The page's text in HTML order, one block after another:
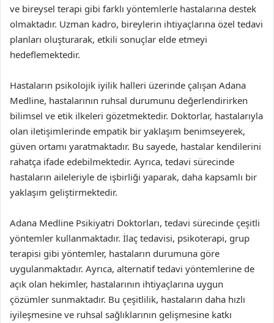
ve bireysel terapi gibi farklı yöntemlerle hastalarına destek
olmaktadır. Uzman kadro, bireylerin ihtiyaçlarına özel tedavi
planları oluşturarak, etkili sonuçlar elde etmeyi
hedeflemektedir.
Hastaların psikolojik iyilik halleri üzerinde çalışan Adana
Medline, hastalarının ruhsal durumunu değerlendirirken
bilimsel ve etik ilkeleri gözetmektedir. Doktorlar, hastalarıyla
olan iletişimlerinde empatik bir yaklaşım benimseyerek,
güven ortamı yaratmaktadır. Bu sayede, hastalar kendilerini
rahatça ifade edebilmektedir. Ayrıca, tedavi sürecinde
hastaların aileleriyle de işbirliği yaparak, daha kapsamlı bir
yaklaşım geliştirmektedir.
Adana Medline Psikiyatri Doktorları, tedavi sürecinde çeşitli
yöntemler kullanmaktadır. İlaç tedavisi, psikoterapi, grup
terapisi gibi yöntemler, hastaların durumuna göre
uygulanmaktadır. Ayrıca, alternatif tedavi yöntemlerine de
açık olan hekimler, hastalarının ihtiyaçlarına uygun
çözümler sunmaktadır. Bu çeşitlilik, hastaların daha hızlı
iyileşmesine ve ruhsal sağlıklarının gelişmesine katkı